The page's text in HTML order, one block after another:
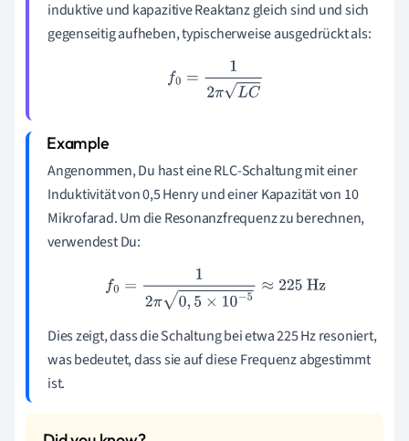
induktive und kapazitive Reaktanz gleich sind und sich
gegenseitig aufheben, typischerweise ausgedrückt als:
f0 =12πLC
Angenommen, Du hast eine RLC-Schaltung mit einer
Induktivität von 0,5 Henry und einer Kapazität von 10
Mikrofarad. Um die Resonanzfrequenz zu berechnen,
verwendest Du:
f0=12π0,5×10−5≈225Hz
Dies zeigt, dass die Schaltung bei etwa 225 Hz resoniert,
was bedeutet, dass sie auf diese Frequenz abgestimmt
ist.